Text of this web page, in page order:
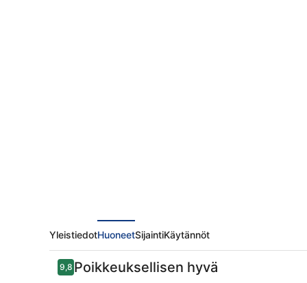
YleistiedotHuoneetSijaintiKäytännöt
Arvostelut
9,89,8 kautta 10.
Poikkeuksellisen hyvä